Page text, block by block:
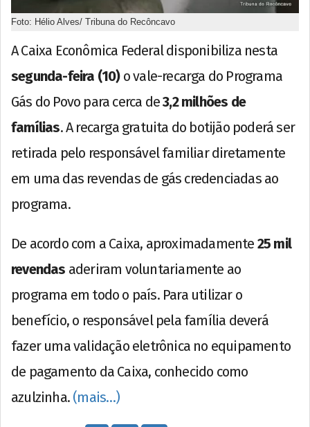
Foto: Hélio Alves/ Tribuna do Recôncavo
A Caixa Econômica Federal disponibiliza nesta
segunda-feira (10)o vale-recarga do Programa
Gás do Povo para cerca de3,2 milhões de
famílias. A recarga gratuita do botijão poderá ser
retirada pelo responsável familiar diretamente
em uma das revendas de gás credenciadas ao
programa.
De acordo com a Caixa, aproximadamente 25 mil
revendas aderiram voluntariamente ao
programa em todo o país. Para utilizar o
benefício, o responsável pela família deverá
fazer uma validação eletrônica no equipamento
de pagamento da Caixa, conhecido como
azulzinha. (mais…)